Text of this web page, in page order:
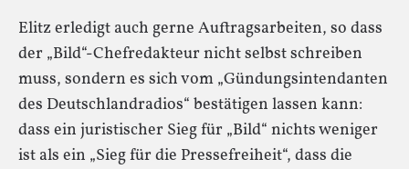
Elitz erledigt auch gerne Auftragsarbeiten, so dass
der „Bild“-Chefredakteur nicht selbst schreiben
muss, sondern es sich vom „Gündungsintendanten
des Deutschlandradios“ bestätigen lassen kann:
dass ein juristischer Sieg für „Bild“ nichts weniger
ist als ein „Sieg für die Pressefreiheit“, dass die